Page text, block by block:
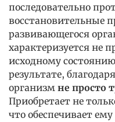
последовательно
восстановительные
развивающегося
характеризуется не
исходному
результате,
организм не просто
Приобретает не
что обеспечивает